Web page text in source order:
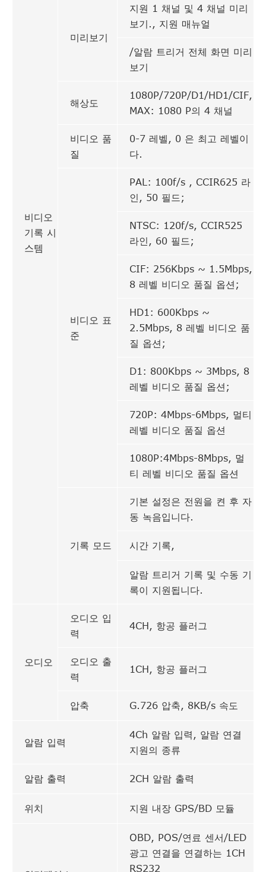
비디오
기록 시
스템
미리보기
지원 1 채널 및 4 채널 미리
보기., 지원 매뉴얼
/알람 트리거 전체 화면 미리
보기
해상도
1080P/720P/D1/HD1/CIF,
MAX: 1080 P의 4 채널
비디오 품
질
0-7 레벨, 0 은 최고 레벨이
다.
비디오 표
준
PAL: 100f/s , CCIR625 라
인, 50 필드;
NTSC: 120f/s, CCIR525
라인, 60 필드;
CIF: 256Kbps ~ 1.5Mbps,
8 레벨 비디오 품질 옵션;
HD1: 600Kbps ~
2.5Mbps, 8 레벨 비디오 품
질 옵션;
D1: 800Kbps ~ 3Mbps, 8
레벨 비디오 품질 옵션;
720P: 4Mbps-6Mbps, 멀티
레벨 비디오 품질 옵션
1080P:4Mbps-8Mbps, 멀
티 레벨 비디오 품질 옵션
기록 모드
기본 설정은 전원을 켠 후 자
동 녹음입니다.
시간 기록,
알람 트리거 기록 및 수동 기
록이 지원됩니다.
오디오
오디오 입
력
4CH, 항공 플러그
오디오 출
력
1CH, 항공 플러그
압축 G.726 압축, 8KB/s 속도
알람 입력
4Ch 알람 입력, 알람 연결
지원의 종류
알람 출력 2CH 알람 출력
위치 지원 내장 GPS/BD 모듈
OBD, POS/연료 센서/LED
광고 연결을 연결하는 1CH
RS232